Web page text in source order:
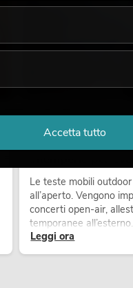
Teste mobili
Le teste mobili
all’aperto. Vengono
concerti open-air,
temporanee all’esterno.
Leggi ora
Accetta tutto